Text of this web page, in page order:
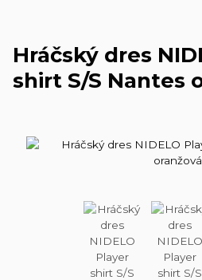
Hráčský dres
shirt S/S Nantes